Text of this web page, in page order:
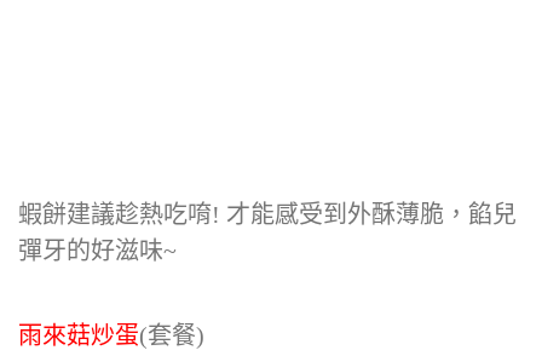
蝦餅建議趁熱吃唷! 才能感受到外酥薄脆，餡兒
彈牙的好滋味~
雨來菇炒蛋(套餐)